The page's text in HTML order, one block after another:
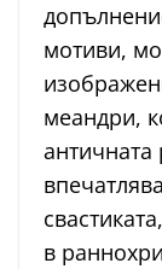
мотиви,
меандри,
античната
в